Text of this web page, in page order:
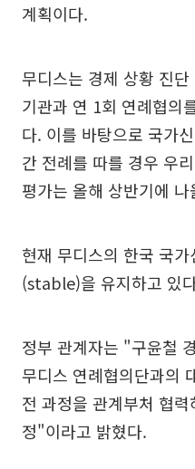
계획이다.
무디스는 경제 상황 진
기관과 연 1회 연례협의
다. 이를 바탕으로 국가
간 전례를 따를 경우 우
평가는 올해 상반기에
현재 무디스의 한국 국
(stable)을 유지하고 있
정부 관계자는 "구윤철
무디스 연례협의단과의
전 과정을 관계부처 협
정"이라고 밝혔다.